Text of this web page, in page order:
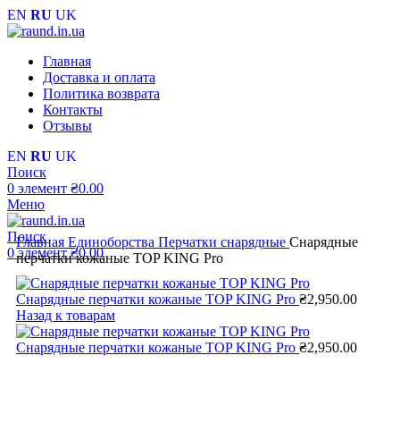
EN RU UK
Главная
Доставка и оплата
Политика возврата
Контакты
Отзывы
EN RU UK
Поиск
0 элемент ₴0.00
Меню
Поиск
0элемент ₴0.00
Главная Единоборства Перчатки снарядные Снарядные
перчатки кожаные TOP KING Pro
Снарядные перчатки кожаные TOP KING Pro ₴2,950.00
Назад к товарам
Снарядные перчатки кожаные TOP KING Pro ₴2,950.00